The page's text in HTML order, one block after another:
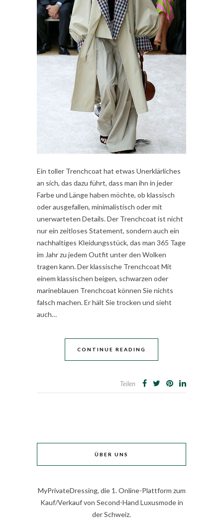
Ein toller Trenchcoat hat etwas Unerklärliches
an sich, das dazu führt, dass man ihn in jeder
Farbe und Länge haben möchte, ob klassisch
oder ausgefallen, minimalistisch oder mit
unerwarteten Details. Der Trenchcoat ist nicht
nur ein zeitloses Statement, sondern auch ein
nachhaltiges Kleidungsstück, das man 365 Tage
im Jahr zu jedem Outfit unter den Wolken
tragen kann. Der klassische Trenchcoat Mit
einem klassischen beigen, schwarzen oder
marineblauen Trenchcoat können Sie nichts
falsch machen. Er hält Sie trocken und sieht
auch…
CONTINUE READING
Teilen
ÜBER UNS
MyPrivateDressing, die 1. Online-Plattform zum
Kauf/Verkauf von Second-Hand Luxusmode in
der Schweiz.